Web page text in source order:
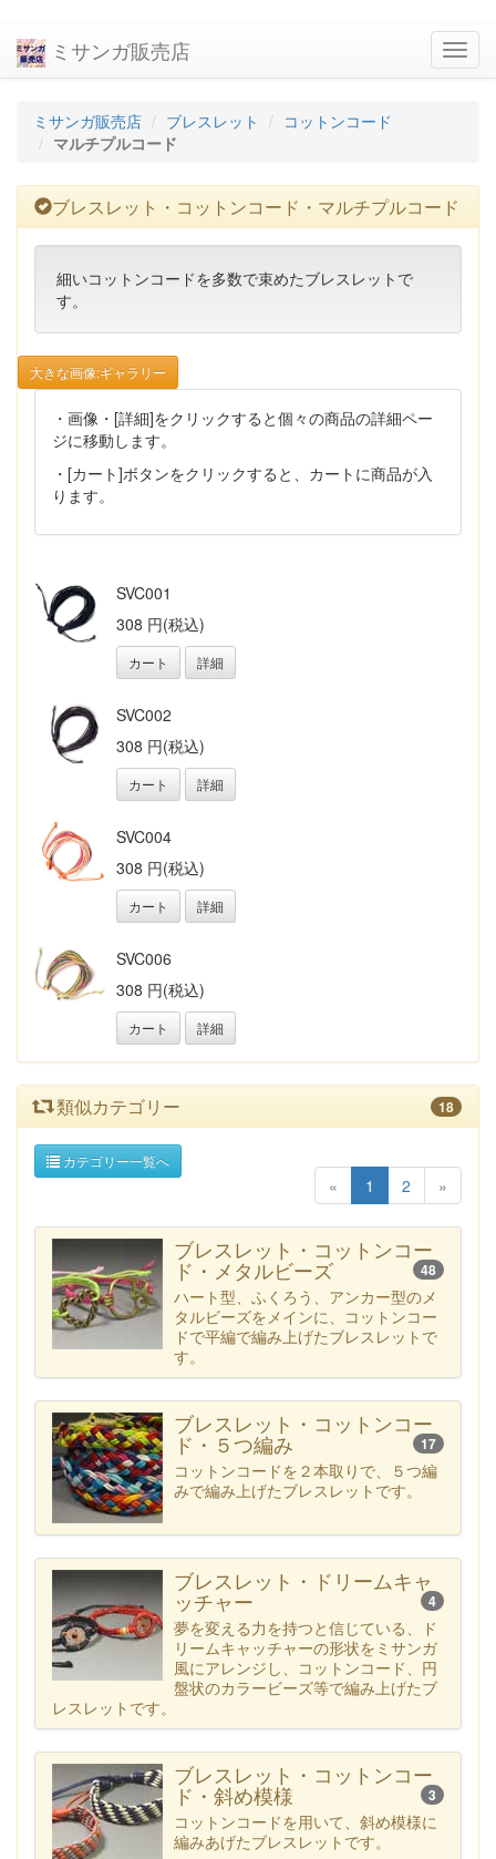
ミサンガ販売店
ミサンガ販売店 ブレスレット
コットンコード
マルチプルコード
ブレスレット・コットンコード・マルチプルコード
細いコットンコードを多数で束めたブレスレットで
す。
大きな画像:ギャラリー
・画像・[詳細]をクリックすると個々の商品の詳細ペー
ジに移動します。
・[カート]ボタンをクリックすると、カートに商品が入
ります。
SVC001
308 円(税込)
カート 詳細
SVC002
308 円(税込)
カート 詳細
SVC004
308 円(税込)
カート 詳細
SVC006
308 円(税込)
カート 詳細
類似カテゴリー 18
カテゴリー一覧へ
« 1 2 »
ブレスレット・コットンコー
ド・メタルビーズ 48
ハート型、ふくろう、アンカー型のメ
タルビーズをメインに、コットンコー
ドで平編で編み上げたブレスレットで
す。
ブレスレット・コットンコー
ド・５つ編み 17
コットンコードを２本取りで、５つ編
みで編み上げたブレスレットです。
ブレスレット・ドリームキャ
ッチャー 4
夢を変える力を持つと信じている、ド
リームキャッチャーの形状をミサンガ
風にアレンジし、コットンコード、円
盤状のカラービーズ等で編み上げたブ
レスレットです。
ブレスレット・コットンコー
ド・斜め模様 3
コットンコードを用いて、斜め模様に
編みあげたブレスレットです。